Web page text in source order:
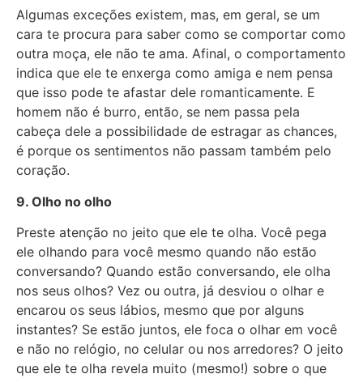
Algumas exceções existem, mas, em geral, se um
cara te procura para saber como se comportar como
outra moça, ele não te ama. Afinal, o comportamento
indica que ele te enxerga como amiga e nem pensa
que isso pode te afastar dele romanticamente. E
homem não é burro, então, se nem passa pela
cabeça dele a possibilidade de estragar as chances,
é porque os sentimentos não passam também pelo
coração.
9. Olho no olho
Preste atenção no jeito que ele te olha. Você pega
ele olhando para você mesmo quando não estão
conversando? Quando estão conversando, ele olha
nos seus olhos? Vez ou outra, já desviou o olhar e
encarou os seus lábios, mesmo que por alguns
instantes? Se estão juntos, ele foca o olhar em você
e não no relógio, no celular ou nos arredores? O jeito
que ele te olha revela muito (mesmo!) sobre o que